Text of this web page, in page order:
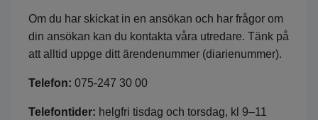
Om du har skickat in en ansökan och har frågor om
din ansökan kan du kontakta våra utredare. Tänk på
att alltid uppge ditt ärendenummer (diarienummer).
Telefon: 075-247 30 00
Telefontider: helgfri tisdag och torsdag, kl 9–11